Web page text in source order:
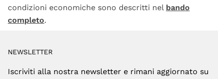
condizioni economiche sono descritti nel bando
completo.
NEWSLETTER
Iscriviti alla nostra newsletter e rimani aggiornato su